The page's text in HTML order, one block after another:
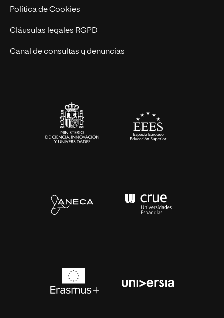
Cursos Universitarios
Actualidad
UNIR Revista
Eventos
Política de Cookies
Cláusulas legales RGPD
Canal de consultas y denuncias